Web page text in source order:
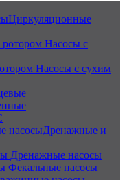
Циркуляционные
Насосы с
Насосы с сухим
Дренажные и
Дренажные насосы
Фекальные насосы